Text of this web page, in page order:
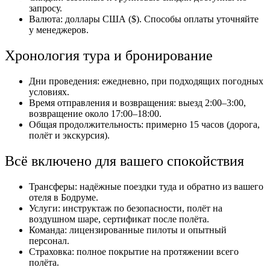
запросу.
Валюта: доллары США ($). Способы оплаты уточняйте
у менеджеров.
Хронология тура и бронирование
Дни проведения: ежедневно, при подходящих погодных
условиях.
Время отправления и возвращения: выезд 2:00–3:00,
возвращение около 17:00–18:00.
Общая продолжительность: примерно 15 часов (дорога,
полёт и экскурсия).
Всё включено для вашего спокойствия
Трансферы: надёжные поездки туда и обратно из вашего
отеля в Бодруме.
Услуги: инструктаж по безопасности, полёт на
воздушном шаре, сертификат после полёта.
Команда: лицензированные пилоты и опытный
персонал.
Страховка: полное покрытие на протяжении всего
полёта.